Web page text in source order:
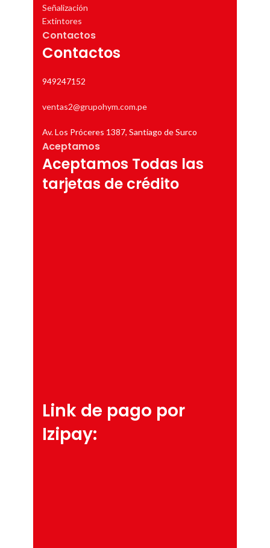
Señalización
Extintores
Contactos
Contactos
949247152
ventas2@grupohym.com.pe
Av. Los Próceres 1387, Santiago de Surco
Aceptamos
Aceptamos Todas las
tarjetas de crédito
Link de pago por
Izipay: